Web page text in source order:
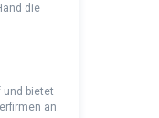
die
bietet
an.